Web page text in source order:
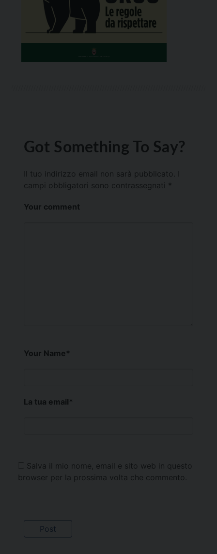
Got Something To Say?
Il tuo indirizzo email non sarà pubblicato.
campi obbligatori sono contrassegnati *
Your comment
Your Name*
La tua email*
Salva il mio nome, email e sito web in questo
browser per la prossima volta che commento.